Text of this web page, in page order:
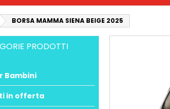
BORSA MAMMA SIENA BEIGE 2025
PRODOTTI
Bambini
in offerta